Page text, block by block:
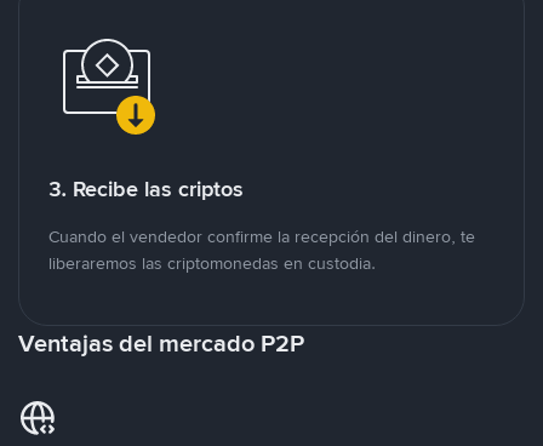
3. Recibe las criptos
Cuando el vendedor confirme la recepción del dinero, te
liberaremos las criptomonedas en custodia.
Ventajas del mercado P2P